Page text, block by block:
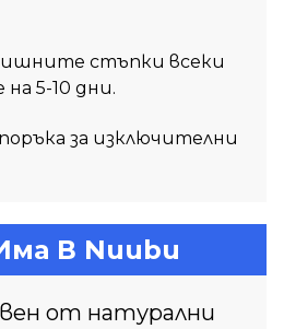
стъпки всеки
5-10 дни.
за изключителни
В Nuubu
от натурални